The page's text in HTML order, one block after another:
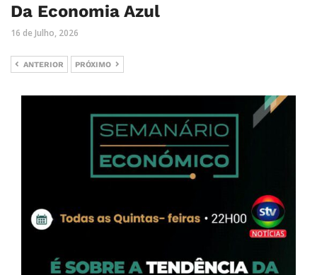
Da Economia Azul
16 de Julho, 2026
ANTERIOR PRÓXIMO